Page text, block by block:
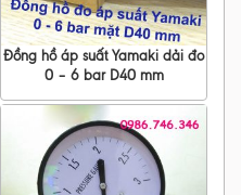
Đồng hồ áp suất Yamaki dải đo
0 – 6 bar D40 mm